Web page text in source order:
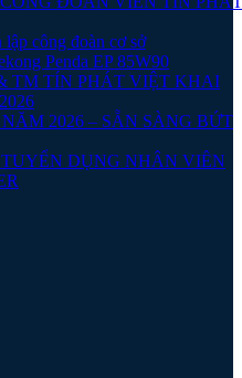
công đoàn cơ sở
Penda EP 85W90
TM TÍN PHÁT VIỆT KHAI
2026 – SẴN SÀNG BỨT
DỤNG NHÂN VIÊN